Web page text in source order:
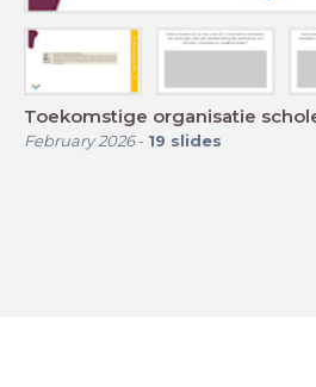
Toekomstige organisatie
February 2026- 19 slides